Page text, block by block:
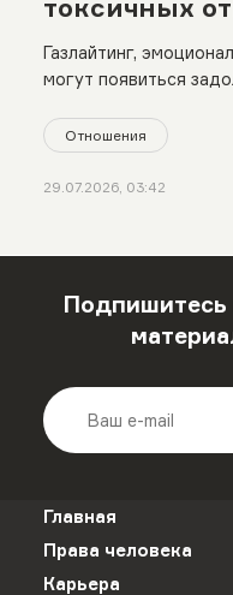
токсичных
Газлайтинг,
могут появиться
Отношения
29.07.2026, 03:42
Подпишитесь
Главная
Права человека
Карьера